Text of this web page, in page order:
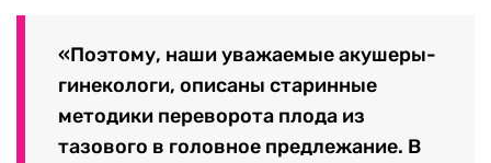
«Поэтому, наши уважаемые акушеры-
гинекологи, описаны старинные
методики переворота плода из
тазового в головное предлежание. В